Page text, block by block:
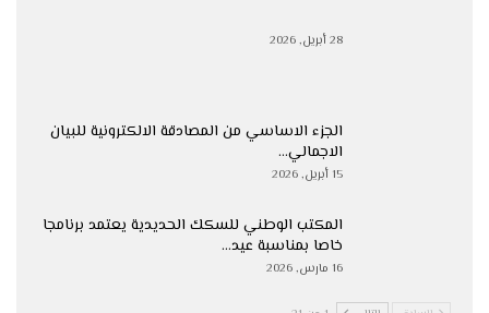
28 أبريل, 2026
الجزء الاساسي من المصادقة الالكترونية للبيان
الاجمالي…
15 أبريل, 2026
المكتب الوطني للسكك الحديدية يعتمد برنامجا
خاصا بمناسبة عيد…
16 مارس, 2026